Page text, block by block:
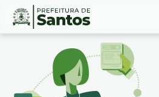
Ir
Conteúdo